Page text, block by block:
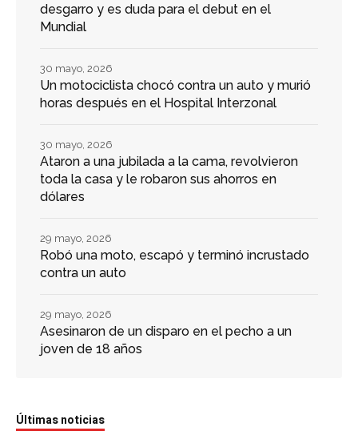
desgarro y es duda para el debut en el
Mundial
Un motociclista chocó contra un auto y murió
horas después en el Hospital Interzonal
30 mayo, 2026
Ataron a una jubilada a la cama, revolvieron
toda la casa y le robaron sus ahorros en
dólares
30 mayo, 2026
Robó una moto, escapó y terminó incrustado
contra un auto
29 mayo, 2026
Asesinaron de un disparo en el pecho a un
joven de 18 años
29 mayo, 2026
Últimas noticias